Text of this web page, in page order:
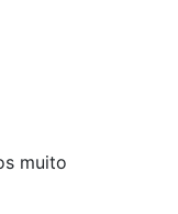
muito